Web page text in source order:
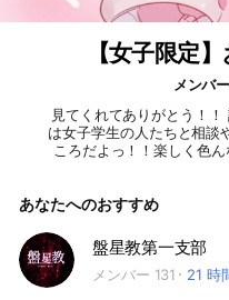
【女子限定
メンバ
見てくれてありがとう！！
は女子学生の人たちと相談
ころだよっ！！楽しく色んなこと
てね！！ ダメなこと❌ ○ここは女子学生限定！男子と成人し
が1文字だけor絵文字のみは禁止だよ！ ○即
止だよ！ ○荒らしは絶対にやめてね！ ○人を傷つけるような
言葉を言わないでね！ ○下系の言葉or画像を言わない、送らな
あなたへのおすすめ
盤星教第一支部
メンバー 131 21 時